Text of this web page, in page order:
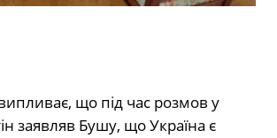
що під час розмов у
заявляв Бушу, що Україна є